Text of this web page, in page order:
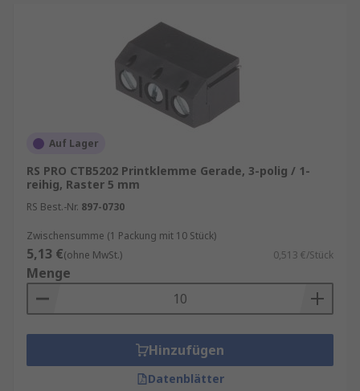
Auf Lager
RS PRO CTB5202 Printklemme Gerade, 3-polig / 1-
reihig, Raster 5 mm
RS Best.-Nr. 897-0730
Zwischensumme (1 Packung mit 10 Stück)
5,13 €(ohne MwSt.) 0,513 €/Stück
Menge
Hinzufügen
Datenblätter